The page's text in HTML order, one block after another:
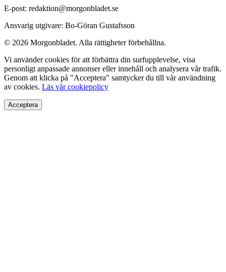
E-post: redaktion@morgonbladet.se
Ansvarig utgivare: Bo-Göran Gustafsson
© 2026 Morgonbladet. Alla rättigheter förbehållna.
Vi använder cookies för att förbättra din surfupplevelse, visa
personligt anpassade annonser eller innehåll och analysera vår trafik.
Genom att klicka på "Acceptera" samtycker du till vår användning
av cookies. Läs vår cookiepolicy
Acceptera